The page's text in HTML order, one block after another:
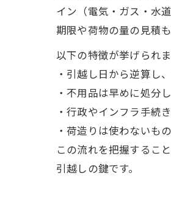
イン（電気・ガス・水
期限や荷物の量の見積も
以下の特徴が挙げられま
・引越し日から逆算し
・不用品は早めに処分
・行政やインフラ手続
・荷造りは使わないも
この流れを把握するこ
引越しの鍵です。